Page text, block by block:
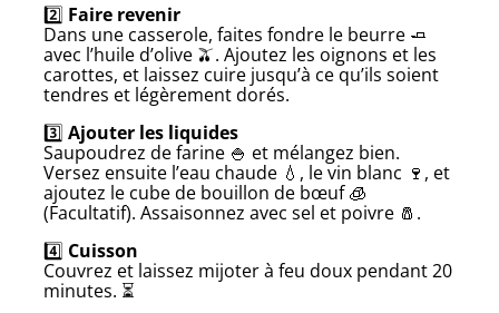
2️⃣ Faire revenir
Dans une casserole, faites fondre le beurre 🧈
avec l’huile d’olive 🫒. Ajoutez les oignons et les
carottes, et laissez cuire jusqu’à ce qu’ils soient
tendres et légèrement dorés.
3️⃣ Ajouter les liquides
Saupoudrez de farine 🍚 et mélangez bien.
Versez ensuite l’eau chaude 💧, le vin blanc 🍷, et
ajoutez le cube de bouillon de bœuf 🧊
(Facultatif). Assaisonnez avec sel et poivre 🧂.
4️⃣ Cuisson
Couvrez et laissez mijoter à feu doux pendant 20
minutes. ⏳